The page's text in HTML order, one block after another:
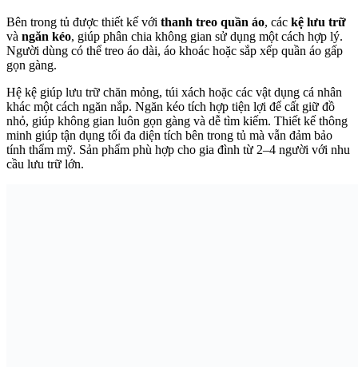
Bên trong tủ được thiết kế với thanh treo quần áo, các kệ lưu trữ
và ngăn kéo, giúp phân chia không gian sử dụng một cách hợp lý.
Người dùng có thể treo áo dài, áo khoác hoặc sắp xếp quần áo gấp
gọn gàng.
Hệ kệ giúp lưu trữ chăn mỏng, túi xách hoặc các vật dụng cá nhân
khác một cách ngăn nắp. Ngăn kéo tích hợp tiện lợi để cất giữ đồ
nhỏ, giúp không gian luôn gọn gàng và dễ tìm kiếm. Thiết kế thông
minh giúp tận dụng tối đa diện tích bên trong tủ mà vẫn đảm bảo
tính thẩm mỹ. Sản phẩm phù hợp cho gia đình từ 2–4 người với nhu
cầu lưu trữ lớn.